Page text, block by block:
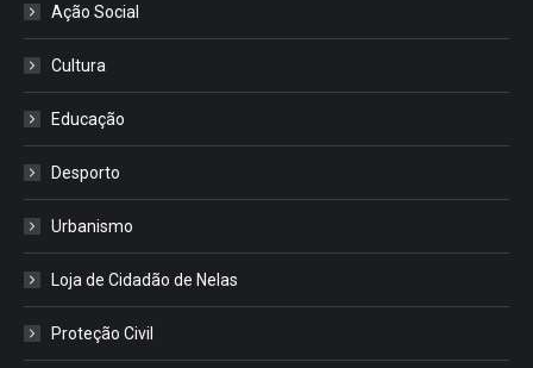
Ação Social
Cultura
Educação
Desporto
Urbanismo
Loja de Cidadão de Nelas
Proteção Civil